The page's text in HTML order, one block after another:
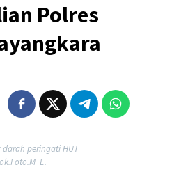
Polres
darah peringati HUT